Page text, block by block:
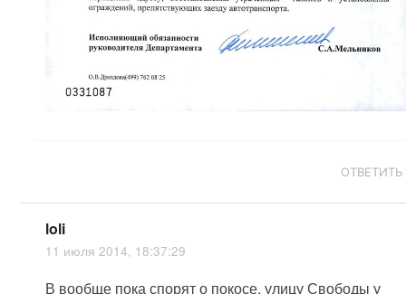
ОТВЕТИТЬ
loli
11 июля 2014, 18:37:29
В вообще пока спорят о покосе, улицу Свободы у